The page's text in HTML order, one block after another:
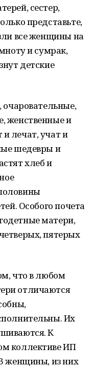
сестер,
представьте,
все женщины на
и сумрак,
детские
женственные и
лечат, учат и
шедевры и
хлеб и
Особого почета
матери,
пятерых
что в любом
отличаются
Их
К
коллективе ИП
женщины, из них